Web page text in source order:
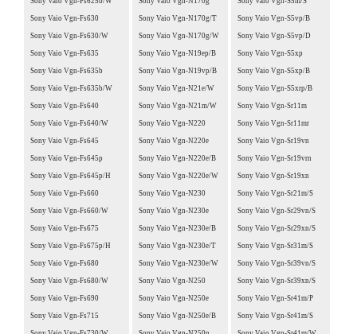
Sony Vaio Vgn-Fs630
Sony Vaio Vgn-Fs630/W
Sony Vaio Vgn-Fs635
Sony Vaio Vgn-Fs635b
Sony Vaio Vgn-Fs635b/W
Sony Vaio Vgn-Fs640
Sony Vaio Vgn-Fs640/W
Sony Vaio Vgn-Fs645
Sony Vaio Vgn-Fs645p
Sony Vaio Vgn-Fs645p/H
Sony Vaio Vgn-Fs660
Sony Vaio Vgn-Fs660/W
Sony Vaio Vgn-Fs675
Sony Vaio Vgn-Fs675p/H
Sony Vaio Vgn-Fs680
Sony Vaio Vgn-Fs680/W
Sony Vaio Vgn-Fs690
Sony Vaio Vgn-Fs715
Sony Vaio Vgn-N170g/T
Sony Vaio Vgn-N170g/W
Sony Vaio Vgn-N19ep/B
Sony Vaio Vgn-N19vp/B
Sony Vaio Vgn-N21e/W
Sony Vaio Vgn-N21m/W
Sony Vaio Vgn-N220
Sony Vaio Vgn-N220e
Sony Vaio Vgn-N220e/B
Sony Vaio Vgn-N220e/W
Sony Vaio Vgn-N230
Sony Vaio Vgn-N230e
Sony Vaio Vgn-N230e/B
Sony Vaio Vgn-N230e/T
Sony Vaio Vgn-N230e/W
Sony Vaio Vgn-N250
Sony Vaio Vgn-N250e
Sony Vaio Vgn-N250e/B
Sony Vaio Vgn-S5vp/B
Sony Vaio Vgn-S5vp/D
Sony Vaio Vgn-S5xp
Sony Vaio Vgn-S5xp/B
Sony Vaio Vgn-S5xrp/B
Sony Vaio Vgn-Sr11m
Sony Vaio Vgn-Sr11mr
Sony Vaio Vgn-Sr19vn
Sony Vaio Vgn-Sr19vrn
Sony Vaio Vgn-Sr19xn
Sony Vaio Vgn-Sr21m/S
Sony Vaio Vgn-Sr29vn/S
Sony Vaio Vgn-Sr29xn/S
Sony Vaio Vgn-Sr31m/S
Sony Vaio Vgn-Sr39vn/S
Sony Vaio Vgn-Sr39xn/S
Sony Vaio Vgn-Sr41m/P
Sony Vaio Vgn-Sr41m/S